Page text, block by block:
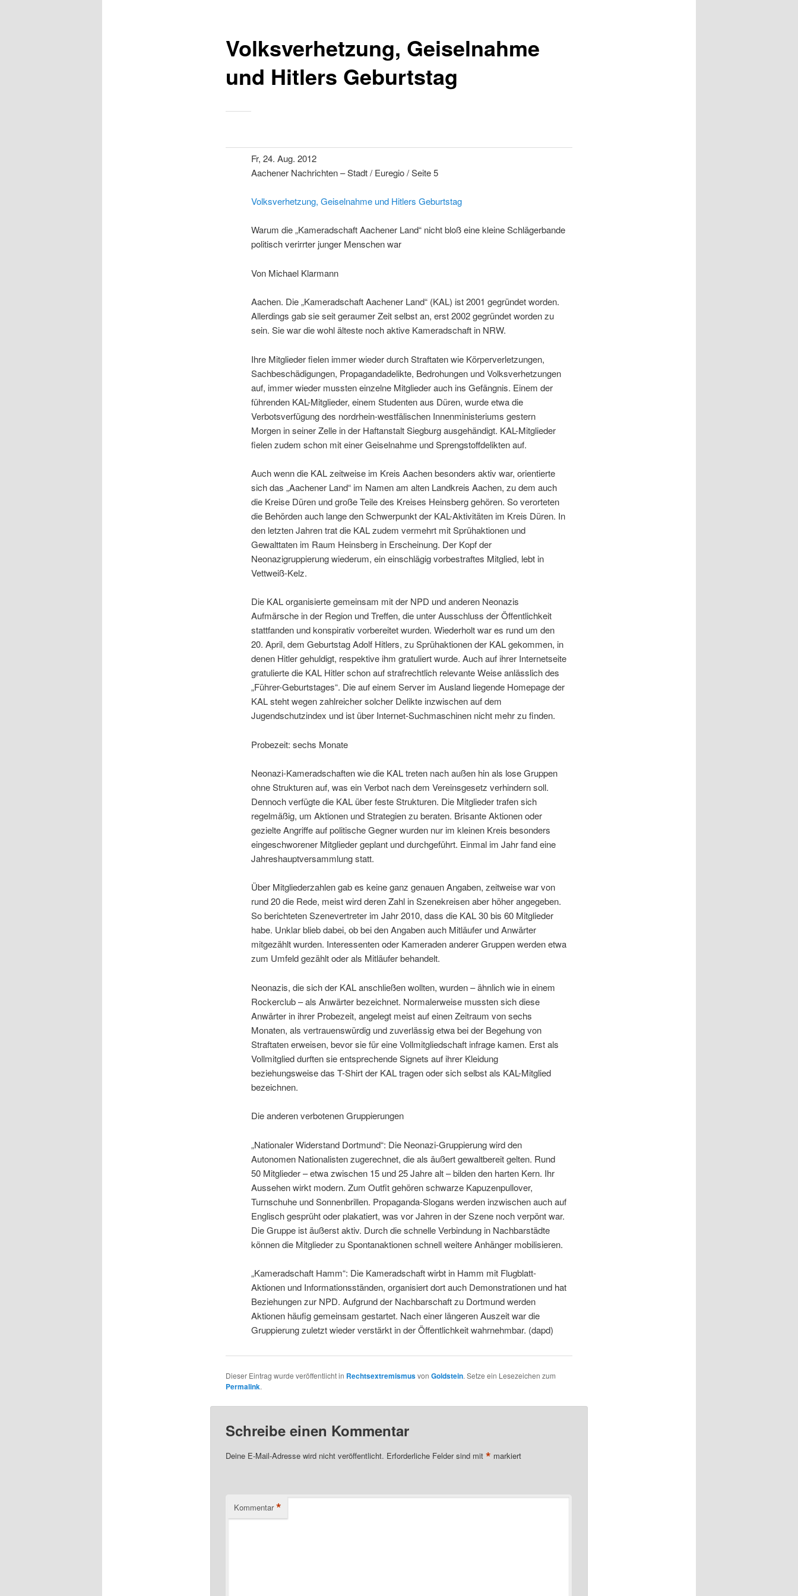
Volksverhetzung, Geiselnahme
und Hitlers Geburtstag
Fr, 24. Aug. 2012
Aachener Nachrichten – Stadt / Euregio / Seite 5
Volksverhetzung, Geiselnahme und Hitlers Geburtstag
Warum die „Kameradschaft Aachener Land“ nicht bloß eine kleine Schlägerbande
politisch verirrter junger Menschen war
Von Michael Klarmann
Aachen. Die „Kameradschaft Aachener Land“ (KAL) ist 2001 gegründet worden.
Allerdings gab sie seit geraumer Zeit selbst an, erst 2002 gegründet worden zu
sein. Sie war die wohl älteste noch aktive Kameradschaft in NRW.
Ihre Mitglieder fielen immer wieder durch Straftaten wie Körperverletzungen,
Sachbeschädigungen, Propagandadelikte, Bedrohungen und Volksverhetzungen
auf, immer wieder mussten einzelne Mitglieder auch ins Gefängnis. Einem der
führenden KAL-Mitglieder, einem Studenten aus Düren, wurde etwa die
Verbotsverfügung des nordrhein-westfälischen Innenministeriums gestern
Morgen in seiner Zelle in der Haftanstalt Siegburg ausgehändigt. KAL-Mitglieder
fielen zudem schon mit einer Geiselnahme und Sprengstoffdelikten auf.
Auch wenn die KAL zeitweise im Kreis Aachen besonders aktiv war, orientierte
sich das „Aachener Land“ im Namen am alten Landkreis Aachen, zu dem auch
die Kreise Düren und große Teile des Kreises Heinsberg gehören. So verorteten
die Behörden auch lange den Schwerpunkt der KAL-Aktivitäten im Kreis Düren. In
den letzten Jahren trat die KAL zudem vermehrt mit Sprühaktionen und
Gewalttaten im Raum Heinsberg in Erscheinung. Der Kopf der
Neonazigruppierung wiederum, ein einschlägig vorbestraftes Mitglied, lebt in
Vettweiß-Kelz.
Die KAL organisierte gemeinsam mit der NPD und anderen Neonazis
Aufmärsche in der Region und Treffen, die unter Ausschluss der Öffentlichkeit
stattfanden und konspirativ vorbereitet wurden. Wiederholt war es rund um den
20. April, dem Geburtstag Adolf Hitlers, zu Sprühaktionen der KAL gekommen, in
denen Hitler gehuldigt, respektive ihm gratuliert wurde. Auch auf ihrer Internetseite
gratulierte die KAL Hitler schon auf strafrechtlich relevante Weise anlässlich des
„Führer-Geburtstages“. Die auf einem Server im Ausland liegende Homepage der
KAL steht wegen zahlreicher solcher Delikte inzwischen auf dem
Jugendschutzindex und ist über Internet-Suchmaschinen nicht mehr zu finden.
Probezeit: sechs Monate
Neonazi-Kameradschaften wie die KAL treten nach außen hin als lose Gruppen
ohne Strukturen auf, was ein Verbot nach dem Vereinsgesetz verhindern soll.
Dennoch verfügte die KAL über feste Strukturen. Die Mitglieder trafen sich
regelmäßig, um Aktionen und Strategien zu beraten. Brisante Aktionen oder
gezielte Angriffe auf politische Gegner wurden nur im kleinen Kreis besonders
eingeschworener Mitglieder geplant und durchgeführt. Einmal im Jahr fand eine
Jahreshauptversammlung statt.
Über Mitgliederzahlen gab es keine ganz genauen Angaben, zeitweise war von
rund 20 die Rede, meist wird deren Zahl in Szenekreisen aber höher angegeben.
So berichteten Szenevertreter im Jahr 2010, dass die KAL 30 bis 60 Mitglieder
habe. Unklar blieb dabei, ob bei den Angaben auch Mitläufer und Anwärter
mitgezählt wurden. Interessenten oder Kameraden anderer Gruppen werden etwa
zum Umfeld gezählt oder als Mitläufer behandelt.
Neonazis, die sich der KAL anschließen wollten, wurden – ähnlich wie in einem
Rockerclub – als Anwärter bezeichnet. Normalerweise mussten sich diese
Anwärter in ihrer Probezeit, angelegt meist auf einen Zeitraum von sechs
Monaten, als vertrauenswürdig und zuverlässig etwa bei der Begehung von
Straftaten erweisen, bevor sie für eine Vollmitgliedschaft infrage kamen. Erst als
Vollmitglied durften sie entsprechende Signets auf ihrer Kleidung
beziehungsweise das T-Shirt der KAL tragen oder sich selbst als KAL-Mitglied
bezeichnen.
Die anderen verbotenen Gruppierungen
„Nationaler Widerstand Dortmund“: Die Neonazi-Gruppierung wird den
Autonomen Nationalisten zugerechnet, die als äußert gewaltbereit gelten. Rund
50 Mitglieder – etwa zwischen 15 und 25 Jahre alt – bilden den harten Kern. Ihr
Aussehen wirkt modern. Zum Outfit gehören schwarze Kapuzenpullover,
Turnschuhe und Sonnenbrillen. Propaganda-Slogans werden inzwischen auch auf
Englisch gesprüht oder plakatiert, was vor Jahren in der Szene noch verpönt war.
Die Gruppe ist äußerst aktiv. Durch die schnelle Verbindung in Nachbarstädte
können die Mitglieder zu Spontanaktionen schnell weitere Anhänger mobilisieren.
„Kameradschaft Hamm“: Die Kameradschaft wirbt in Hamm mit Flugblatt-
Aktionen und Informationsständen, organisiert dort auch Demonstrationen und hat
Beziehungen zur NPD. Aufgrund der Nachbarschaft zu Dortmund werden
Aktionen häufig gemeinsam gestartet. Nach einer längeren Auszeit war die
Gruppierung zuletzt wieder verstärkt in der Öffentlichkeit wahrnehmbar. (dapd)
Dieser Eintrag wurde veröffentlicht in Rechtsextremismusvon Goldstein. Setze ein Lesezeichen zum
Permalink.
Schreibe einen Kommentar
Deine E-Mail-Adresse wird nicht veröffentlicht. Erforderliche Felder sind mit * markiert
Kommentar *